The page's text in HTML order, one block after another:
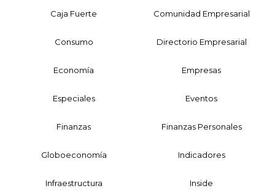
Caja Fuerte Comunidad Empresarial
Consumo Directorio Empresarial
Economía Empresas
Especiales Eventos
Finanzas Finanzas Personales
Globoeconomía Indicadores
Infraestructura Inside